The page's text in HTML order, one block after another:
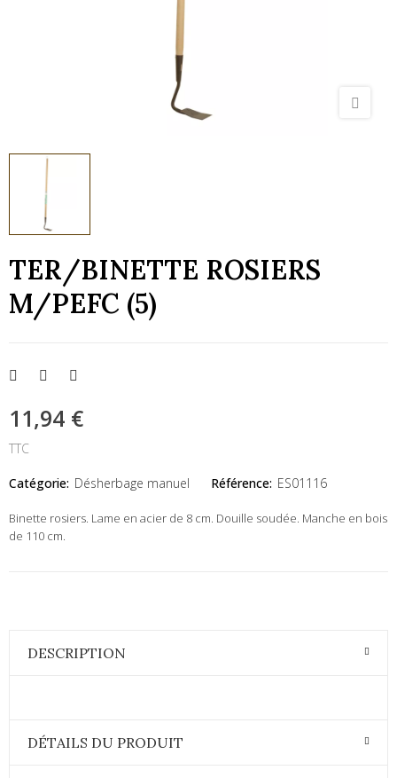
TER/BINETTE ROSIERS
M/PEFC (5)
11,94 €
TTC
Catégorie: Désherbage manuel Référence: ES01116
Binette rosiers. Lame en acier de 8 cm. Douille soudée. Manche en bois
de 110 cm.
DESCRIPTION
DÉTAILS DU PRODUIT